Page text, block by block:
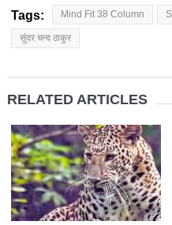
Tags: Mind Fit 38 Column
सुंदर चन्द ठाकुर
RELATED ARTICLES